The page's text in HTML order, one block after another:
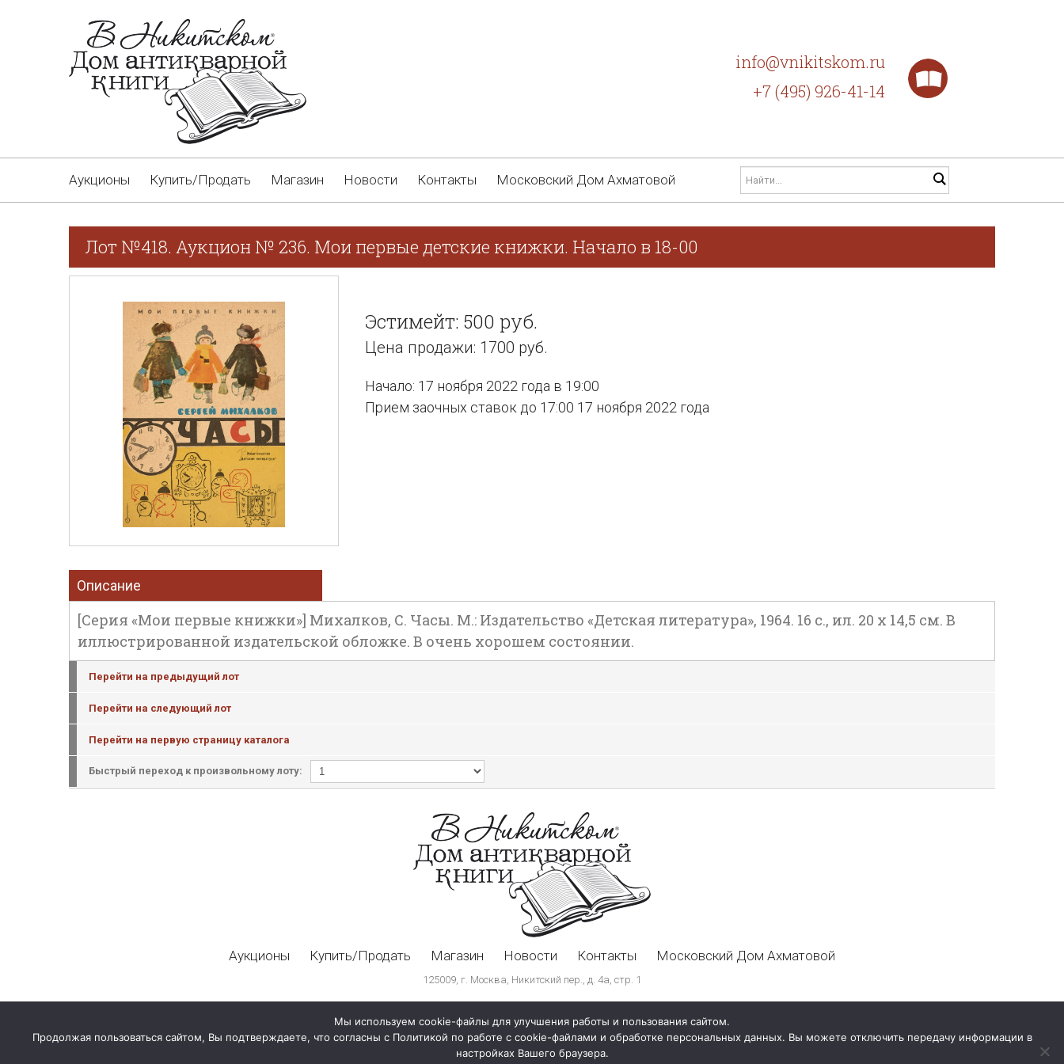
info@vnikitskom.ru
+7 (495) 926-41-14
Аукционы Купить/Продать Магазин Новости Контакты Московский Дом Ахматовой
Лот №418. Аукцион № 236. Мои первые детские книжки. Начало в 18-00
Эстимейт: 500 руб.
Цена продажи: 1700 руб.
Начало: 17 ноября 2022 года в 19:00
Прием заочных ставок до 17:00 17 ноября 2022 года
Описание
[Серия «Мои первые книжки»] Михалков, С. Часы. М.: Издательство «Детская литература», 1964. 16 с., ил. 20 х 14,5 см. В
иллюстрированной издательской обложке. В очень хорошем состоянии.
Перейти на предыдущий лот
Перейти на следующий лот
Перейти на первую страницу каталога
Быстрый переход к произвольному лоту:
Аукционы Купить/Продать Магазин Новости Контакты Московский Дом Ахматовой
125009, г. Москва, Никитский пер., д. 4а, стр. 1
Мы используем cookie-файлы для улучшения работы и пользования сайтом.
Продолжая пользоваться сайтом, Вы подтверждаете, что согласны с Политикой по работе с cookie-файлами и обработке персональных данных. Вы можете отключить передачу информации в
настройках Вашего браузера.